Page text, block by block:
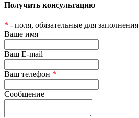
Получить консультацию
* - поля, обязательные для заполнения
Ваше имя
Ваш E-mail
Ваш телефон *
Сообщение